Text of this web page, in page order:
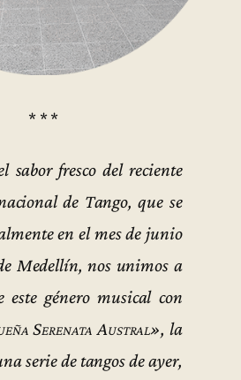
* * *
sabor fresco del reciente
de Tango, que se
en el mes de junio
Medellín, nos unimos a
género musical con
Serenata Austral», la
serie de tangos de ayer,